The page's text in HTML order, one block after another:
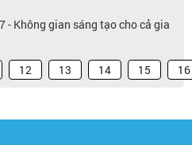
- Không gian sáng tạo cho cả gia
12 13 14 15 16